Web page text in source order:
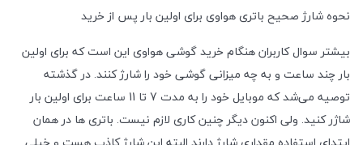
نحوه شارژ صحیح باتری هواوی برای اولین بار پس از خرید
بیشتر سوال کاربران هنگام خرید گوشی هواوی این است که برای اولین
بار چند ساعت و به چه میزانی گوشی خود را شارژ کنند. در گذشته
توصیه می‌شد که موبایل خود را به مدت 7 تا 11 ساعت برای اولین بار
شاژر کنید. ولی اکنون دیگر چنین کاری لازم نیست. باتری ها در همان